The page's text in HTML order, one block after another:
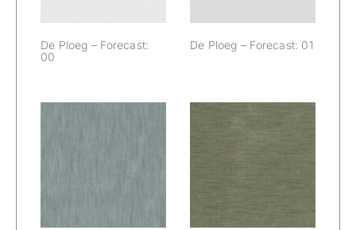
De Ploeg – Forecast:
00
De Ploeg – Forecast: 01
Forecast: 05